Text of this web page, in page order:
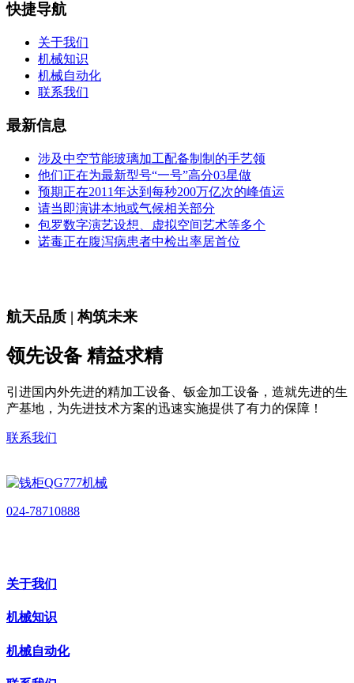
快捷导航
关于我们
机械知识
机械自动化
联系我们
最新信息
涉及中空节能玻璃加工配备制制的手艺领
他们正在为最新型号“一号”高分03星做
预期正在2011年达到每秒200万亿次的峰值运
请当即演讲本地或气候相关部分
包罗数字演艺设想、虚拟空间艺术等多个
诺毒正在腹泻病患者中检出率居首位
航天品质 | 构筑未来
领先设备 精益求精
引进国内外先进的精加工设备、钣金加工设备，造就先进的生
产基地，为先进技术方案的迅速实施提供了有力的保障！
联系我们
024-78710888
关于我们
机械知识
机械自动化